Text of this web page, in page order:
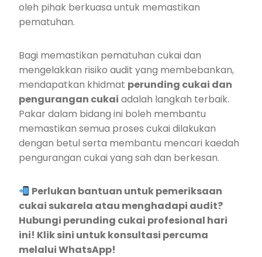
oleh pihak berkuasa untuk memastikan
pematuhan.
Bagi memastikan pematuhan cukai dan
mengelakkan risiko audit yang membebankan,
mendapatkan khidmat perunding cukai dan
pengurangan cukai adalah langkah terbaik.
Pakar dalam bidang ini boleh membantu
memastikan semua proses cukai dilakukan
dengan betul serta membantu mencari kaedah
pengurangan cukai yang sah dan berkesan.
Perlukan bantuan untuk pemeriksaan
cukai sukarela atau menghadapi audit?
Hubungi perunding cukai profesional hari
ini! Klik sini untuk konsultasi percuma
melalui WhatsApp!